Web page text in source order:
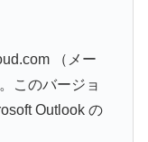
（メー
このバージョ
Outlook の